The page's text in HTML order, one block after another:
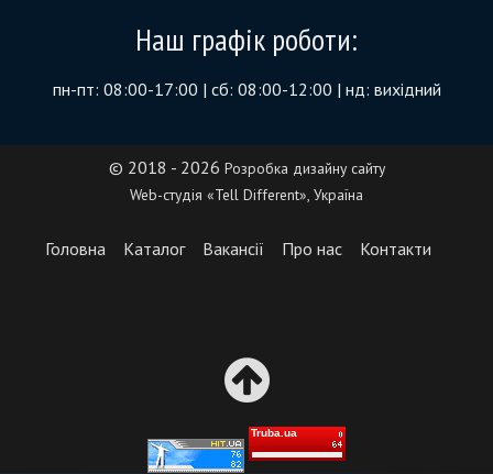
Наш графік роботи:
пн-пт: 08:00-17:00 | сб: 08:00-12:00 | нд: вихідний
© 2018 - 2026 Розробка дизайну сайту
Web-студія «Tell Different», Україна
Головна Каталог Вакансії Про нас Контакти
Truba.ua